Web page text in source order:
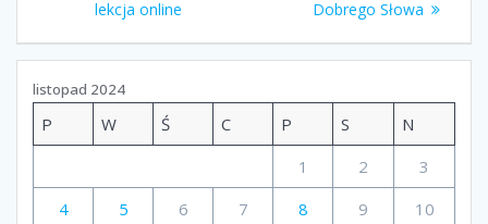
wpisu
wpis:
lekcja online
wpis:
Dobrego Słowa
listopad 2024
P W Ś C P S
N
1
2
3
4
5 6 7 8 9 10